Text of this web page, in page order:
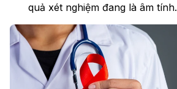
quả xét nghiệm đang là âm tính.